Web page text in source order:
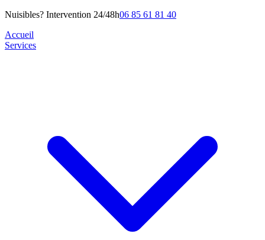
Nuisibles? Intervention 24/48h06 85 61 81 40
Accueil
Services